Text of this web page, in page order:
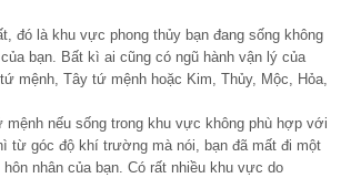
đó là khu vực phong thủy bạn đang sống không
bạn. Bất kì ai cũng có ngũ hành vận lý của
mệnh, Tây tứ mệnh hoặc Kim, Thủy, Mộc, Hỏa,
nếu sống trong khu vực không phù hợp với
từ góc độ khí trường mà nói, bạn đã mất đi một
nhân của bạn. Có rất nhiều khu vực do